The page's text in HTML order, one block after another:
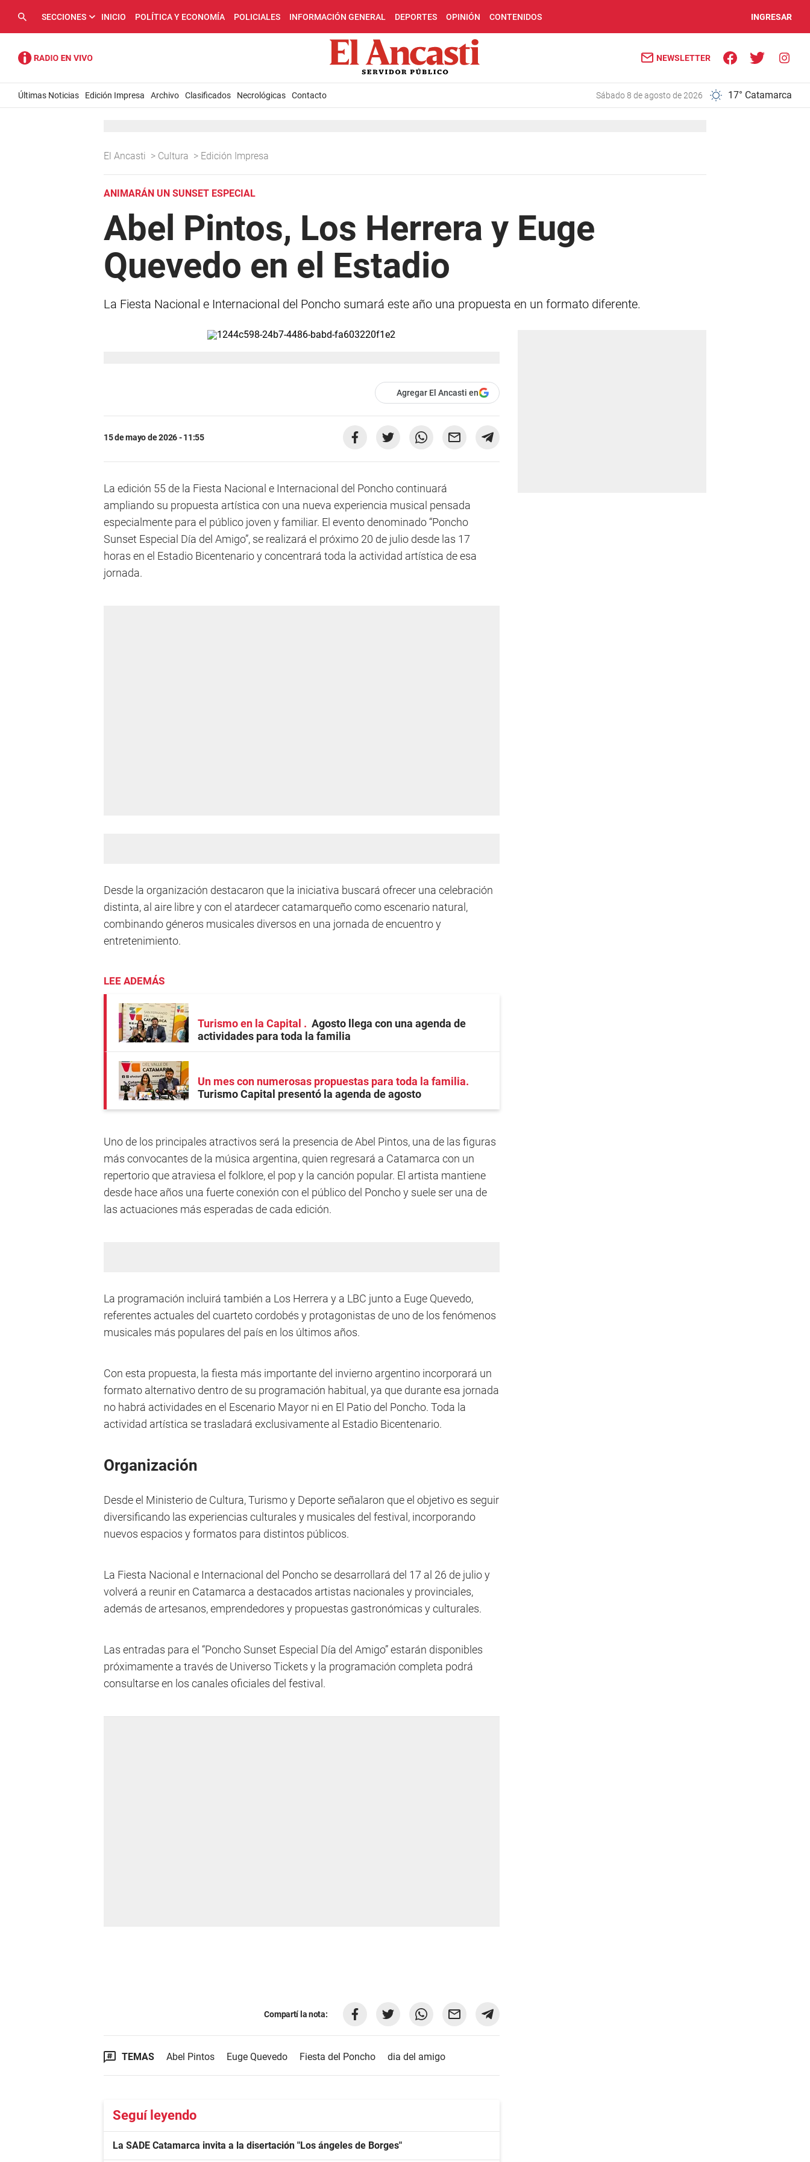
SECCIONES INICIO POLÍTICA Y ECONOMÍA POLICIALES INFORMACIÓN GENERAL DEPORTES OPINIÓN CONTENIDOS INGRESAR
NEWSLETTER
Últimas Noticias Edición Impresa Archivo Clasificados Necrológicas Contacto sábado 8 de agosto de 2026 17° Catamarca
El Ancasti > Cultura > Edición Impresa
ANIMARÁN UN SUNSET ESPECIAL
Abel Pintos, Los Herrera y Euge
Quevedo en el Estadio
La Fiesta Nacional e Internacional del Poncho sumará este año una propuesta en un formato diferente.
Agregar El Ancasti en
15 de mayo de 2026 - 11:55
La edición 55 de la Fiesta Nacional e Internacional del Poncho continuará
ampliando su propuesta artística con una nueva experiencia musical pensada
especialmente para el público joven y familiar. El evento denominado “Poncho
Sunset Especial Día del Amigo”, se realizará el próximo 20 de julio desde las 17
horas en el Estadio Bicentenario y concentrará toda la actividad artística de esa
jornada.
Desde la organización destacaron que la iniciativa buscará ofrecer una celebración
distinta, al aire libre y con el atardecer catamarqueño como escenario natural,
combinando géneros musicales diversos en una jornada de encuentro y
entretenimiento.
LEE ADEMÁS
Turismo en la Capital
Agosto llega con una agenda de
actividades para toda la familia
Un mes con numerosas propuestas para toda la familia
Turismo Capital presentó la agenda de agosto
Uno de los principales atractivos será la presencia de Abel Pintos, una de las figuras
más convocantes de la música argentina, quien regresará a Catamarca con un
repertorio que atraviesa el folklore, el pop y la canción popular. El artista mantiene
desde hace años una fuerte conexión con el público del Poncho y suele ser una de
las actuaciones más esperadas de cada edición.
La programación incluirá también a Los Herrera y a LBC junto a Euge Quevedo,
referentes actuales del cuarteto cordobés y protagonistas de uno de los fenómenos
musicales más populares del país en los últimos años.
Con esta propuesta, la fiesta más importante del invierno argentino incorporará un
formato alternativo dentro de su programación habitual, ya que durante esa jornada
no habrá actividades en el Escenario Mayor ni en El Patio del Poncho. Toda la
actividad artística se trasladará exclusivamente al Estadio Bicentenario.
Organización
Desde el Ministerio de Cultura, Turismo y Deporte señalaron que el objetivo es seguir
diversificando las experiencias culturales y musicales del festival, incorporando
nuevos espacios y formatos para distintos públicos.
La Fiesta Nacional e Internacional del Poncho se desarrollará del 17 al 26 de julio y
volverá a reunir en Catamarca a destacados artistas nacionales y provinciales,
además de artesanos, emprendedores y propuestas gastronómicas y culturales.
Las entradas para el “Poncho Sunset Especial Día del Amigo” estarán disponibles
próximamente a través de Universo Tickets y la programación completa podrá
consultarse en los canales oficiales del festival.
Compartí la nota:
TEMAS Abel Pintos Euge Quevedo Fiesta del Poncho dia del amigo
Seguí leyendo
La SADE Catamarca invita a la disertación "Los ángeles de Borges"